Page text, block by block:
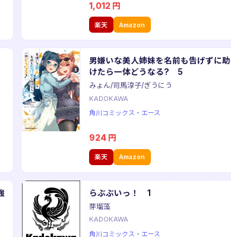
1,012 円
楽天 Amazon
男嫌いな美人姉妹を名前も告げずに助
けたら一体どうなる? 5
みょん/司馬淳子/ぎうにう
KADOKAWA
角川コミックス・エース
924 円
楽天 Amazon
らぶぶいっ！ 1
芽瑠藻
KADOKAWA
角川コミックス・エース